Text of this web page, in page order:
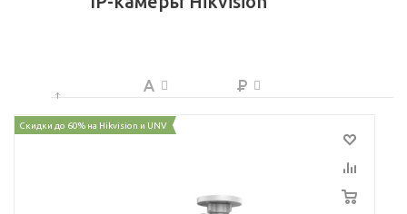
Скидки до 60% на Hikvision и UNV